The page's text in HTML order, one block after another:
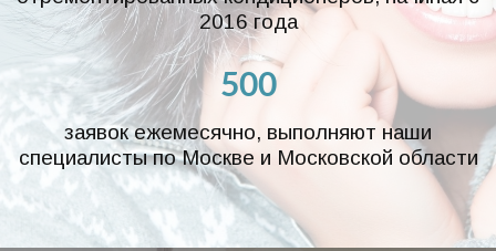
2016 года
500
заявок ежемесячно, выполняют наши
специалисты по Москве и Московской области